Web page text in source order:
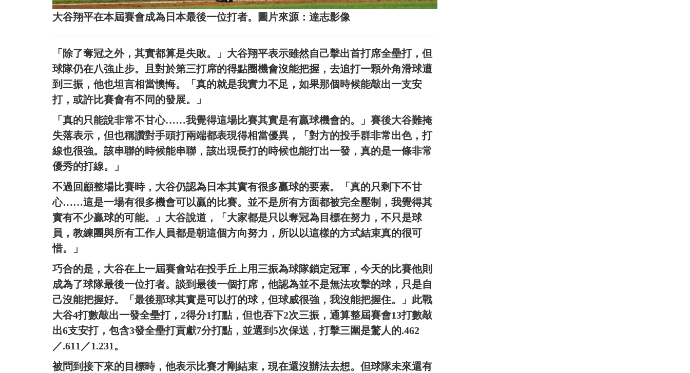
大谷翔平在本屆賽會成為日本最後一位打者。圖片來源：達志影像
「除了奪冠之外，其實都算是失敗。」大谷翔平表示雖然自己擊出首打席全壘打，但
球隊仍在八強止步。且對於第三打席的得點圈機會沒能把握，去追打一顆外角滑球遭
到三振，他也坦言相當懊悔。「真的就是我實力不足，如果那個時候能敲出一支安
打，或許比賽會有不同的發展。」
「真的只能說非常不甘心……我覺得這場比賽其實是有贏球機會的。」賽後大谷難掩
失落表示，但也稱讚對手頭打兩端都表現得相當優異，「對方的投手群非常出色，打
線也很強。該串聯的時候能串聯，該出現長打的時候也能打出一發，真的是一條非常
優秀的打線。」
不過回顧整場比賽時，大谷仍認為日本其實有很多贏球的要素。「真的只剩下不甘
心……這是一場有很多機會可以贏的比賽。並不是所有方面都被完全壓制，我覺得其
實有不少贏球的可能。」大谷說道，「大家都是只以奪冠為目標在努力，不只是球
員，教練團與所有工作人員都是朝這個方向努力，所以以這樣的方式結束真的很可
惜。」
巧合的是，大谷在上一屆賽會站在投手丘上用三振為球隊鎖定冠軍，今天的比賽他則
成為了球隊最後一位打者。談到最後一個打席，他認為並不是無法攻擊的球，只是自
己沒能把握好。「最後那球其實是可以打的球，但球威很強，我沒能把握住。」此戰
大谷4打數敲出一發全壘打，2得分1打點，但也吞下2次三振，通算整屆賽會13打數敲
出6支安打，包含3發全壘打貢獻7分打點，並選到5次保送，打擊三圍是驚人的.462
／.611／1.231。
被問到接下來的目標時，他表示比賽才剛結束，現在還沒辦法去想。但球隊未來還有